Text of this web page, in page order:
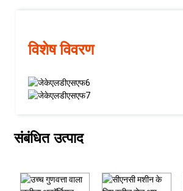
विशेष विवरण
संबंधित उत्पाद